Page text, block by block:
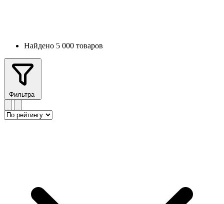
Найдено 5 000 товаров
Фильтра